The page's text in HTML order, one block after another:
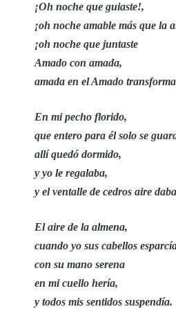
¡Oh noche que guiaste!,
¡oh noche amable más que la
¡oh noche que juntaste
Amado con amada,
amada en el Amado
En mi pecho florido,
que entero para él solo se
allí quedó dormido,
y yo le regalaba,
y el ventalle de cedros aire daba
El aire de la almena,
cuando yo sus cabellos
con su mano serena
en mi cuello hería,
y todos mis sentidos suspendía.